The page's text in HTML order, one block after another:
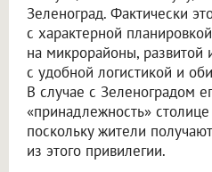
Зеленоград. Фактически
с характерной
на микрорайоны, развитой
с удобной логистикой и
В случае с Зеленоградом
«принадлежность»
поскольку жители
из этого привилегии.